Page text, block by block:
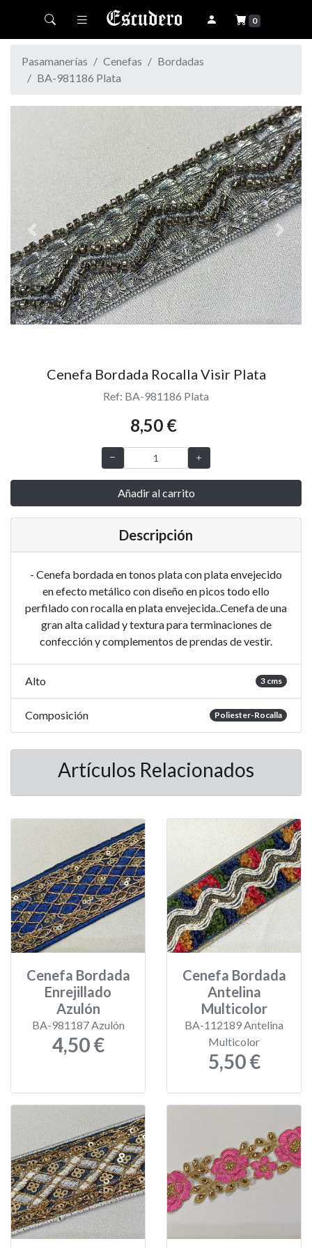
Toggle navigation 0
Pasamanerías Cenefas
Bordadas
BA-981186 Plata
Previous Next
Cenefa Bordada Rocalla Visir Plata
Ref: BA-981186 Plata
8,50 €
Añadir al carrito
Descripción
- Cenefa bordada en tonos plata con plata envejecido
en efecto metálico con diseño en picos todo ello
perfilado con rocalla en plata envejecida..Cenefa de una
gran alta calidad y textura para terminaciones de
confección y complementos de prendas de vestir.
Alto 3 cms
Composición Poliester-Rocalla
Artículos Relacionados
Cenefa Bordada
Enrejillado
Azulón
BA-981187 Azulón
4,50 €
Cenefa Bordada
Antelina
Multicolor
BA-112189 Antelina
Multicolor
5,50 €